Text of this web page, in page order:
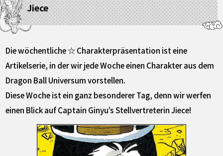
LANGUAGE
Jiece
Die wöchentliche ☆ Charakterpräsentation ist eine
Artikelserie, in der wir jede Woche einen Charakter aus dem
Dragon Ball Universum vorstellen.
Diese Woche ist ein ganz besonderer Tag, denn wir werfen
einen Blick auf Captain Ginyu’s Stellvertreterin Jiece!